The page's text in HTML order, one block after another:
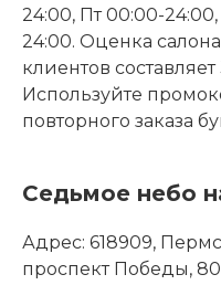
24:00, Пт 00:00-
24:00. Оценка
клиентов
Используйте
повторного заказа
Седьмое небо
Адрес: 618909,
проспект Победы, 80